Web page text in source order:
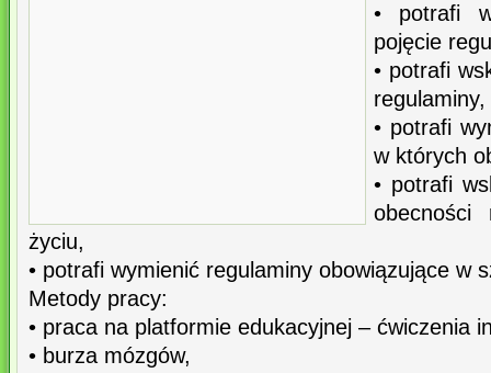
• potrafi
pojęcie
• potrafi
regulaminy,
• potrafi
w których
• potrafi
obecności
życiu,
• potrafi wymienić regulaminy obowiązujące w
Metody pracy:
• praca na platformie edukacyjnej – ćwiczenia
• burza mózgów,